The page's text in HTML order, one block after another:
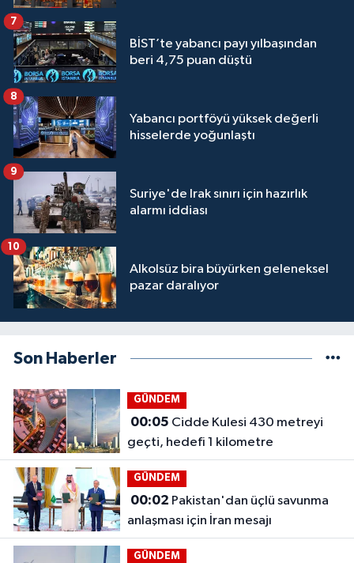
BİST’te yabancı payı yılbaşından
beri 4,75 puan düştü
7
Yabancı portföyü yüksek değerli
hisselerde yoğunlaştı
8
Suriye'de Irak sınırı için hazırlık
alarmı iddiası
9
Alkolsüz bira büyürken geleneksel
pazar daralıyor
10
Son Haberler
GÜNDEM
00:05
geçti, hedefi 1 kilometre
GÜNDEM
00:02
anlaşması için İran mesajı
GÜNDEM